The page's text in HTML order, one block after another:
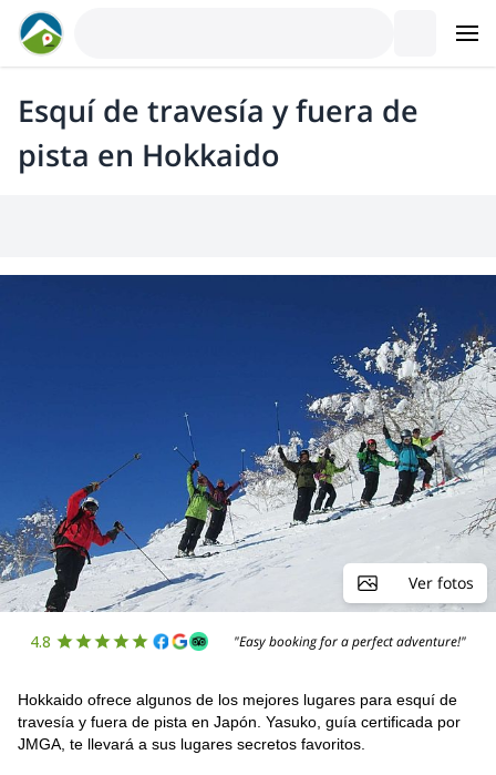
Esquí de travesía y fuera de
pista en Hokkaido
Ver fotos
4.8 "Easy booking for a perfect adventure!"
Hokkaido ofrece algunos de los mejores lugares para esquí de
travesía y fuera de pista en Japón. Yasuko, guía certificada por
JMGA, te llevará a sus lugares secretos favoritos.